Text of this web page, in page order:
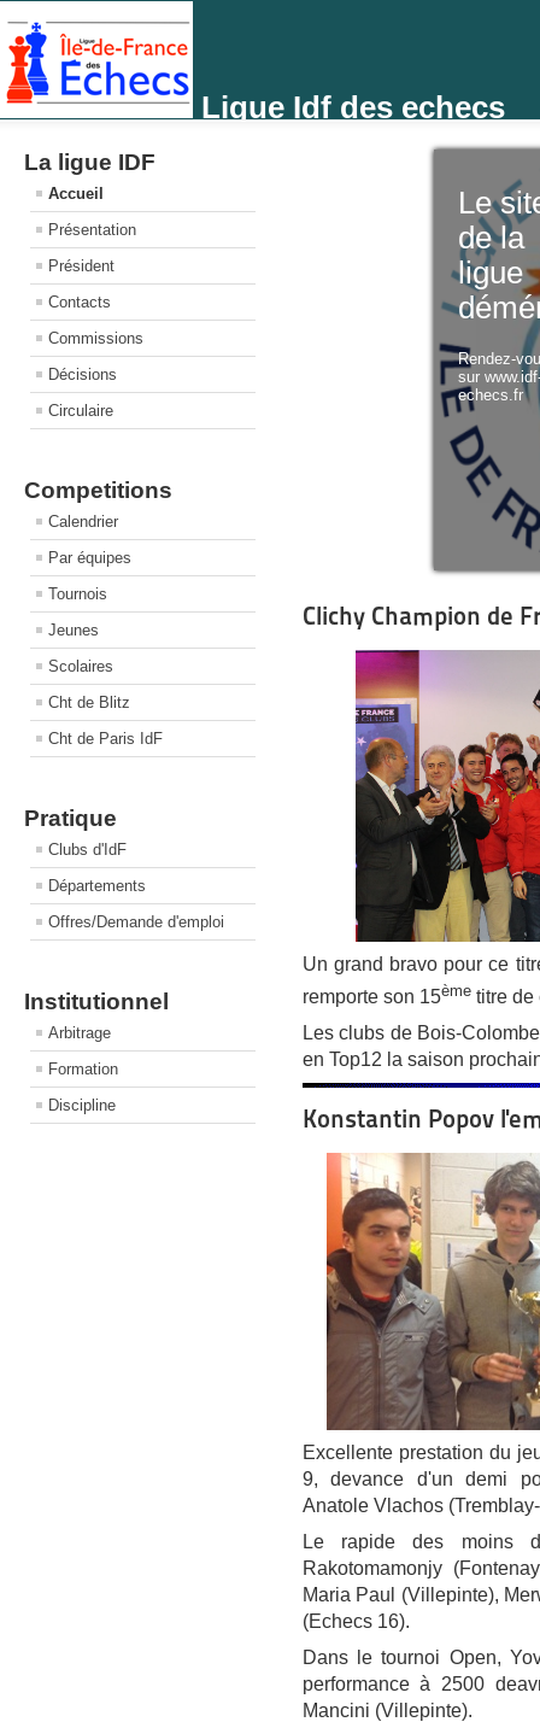
Ligue Idf des echecs
La ligue IDF
Accueil
Présentation
Président
Contacts
Commissions
Décisions
Circulaire
Competitions
Calendrier
Par équipes
Tournois
Jeunes
Scolaires
Cht de Blitz
Cht de Paris IdF
Pratique
Clubs d'IdF
Départements
Offres/Demande d'emploi
Institutionnel
Arbitrage
Formation
Discipline
Le
de la
ligue
Rendez-
sur
echecs.fr
Clichy Champion de
Un grand bravo pour ce
remporte son 15èmetitre de
Les clubs de Bois-
en Top12 la saison
Konstantin Popov
Excellente prestation du
9, devance d'un demi
Anatole Vlachos
Le rapide des moins
Rakotomamonjy
Maria Paul (Villepinte),
(Echecs 16).
Dans le tournoi Open,
performance à 2500
Mancini (Villepinte).